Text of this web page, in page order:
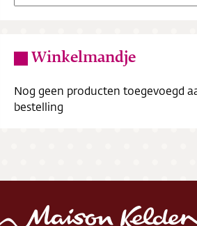
Winkelmandje
Nog geen producten toegevoegd
bestelling